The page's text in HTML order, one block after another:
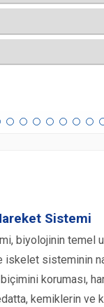
Sistemi
biyolojinin temel
sisteminin
koruması,
kemiklerin ve